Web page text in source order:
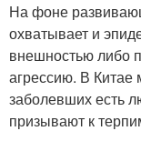
На фоне
охватывает и
внешностью либо
агрессию. В Китае
заболевших есть
призывают к